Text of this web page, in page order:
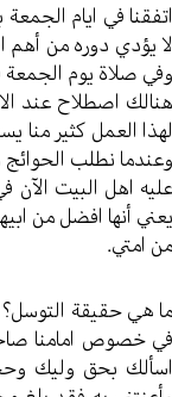
اتفقنا في ايام
لا يؤدي دوره من أهم
وفي صلاة يوم الجمعة
هنالك اصطلاح عند
لهذا العمل كثير منا
وعندما نطلب
عليه اهل البيت الآن
يعني أنها افضل من
من امتي.
ما هي حقيقة التوسل؟
في خصوص امامنا
اسألك بحق وليك